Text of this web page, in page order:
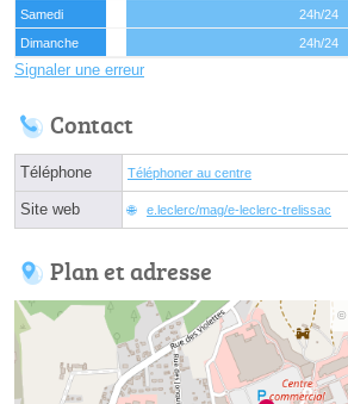
Samedi
24h/24
Dimanche
24h/24
Signaler une erreur
Contact
Téléphone Téléphoner au centre
Site web e.leclerc/mag/e-leclerc-trelissac
Plan et adresse
©